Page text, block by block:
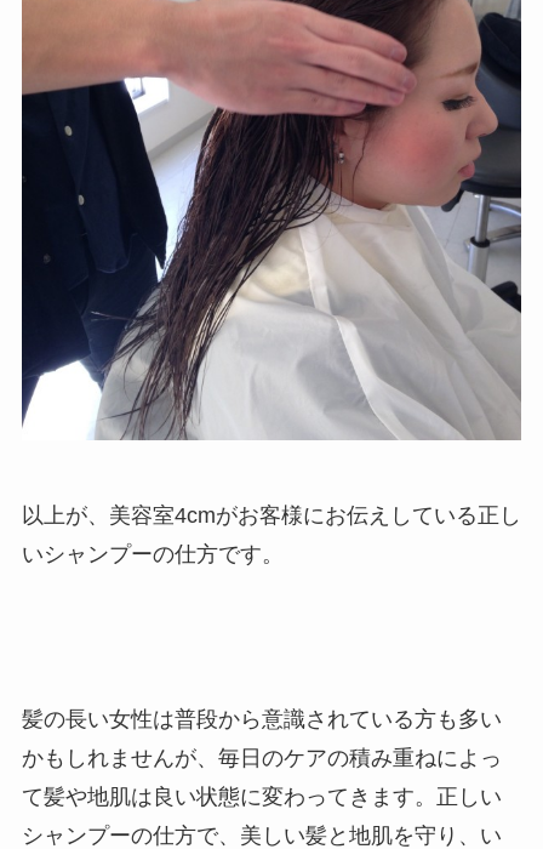
以上が、美容室4cmがお客様にお伝えしている正し
いシャンプーの仕方です。
髪の長い女性は普段から意識されている方も多い
かもしれませんが、毎日のケアの積み重ねによっ
て髪や地肌は良い状態に変わってきます。正しい
シャンプーの仕方で、美しい髪と地肌を守り、い